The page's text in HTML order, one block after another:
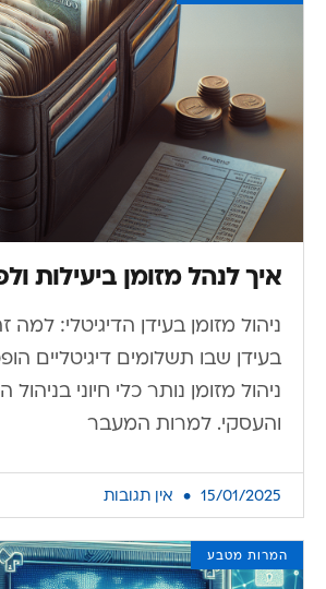
איך לנהל מזומן ביעילות
ניהול מזומן בעידן הדיגיטלי: למה
בעידן שבו תשלומים דיגיטליים
ניהול מזומן נותר כלי חיוני בניהול
והעסקי. למרות המעבר
15/01/2025 אין תגובות
המרות מטבע